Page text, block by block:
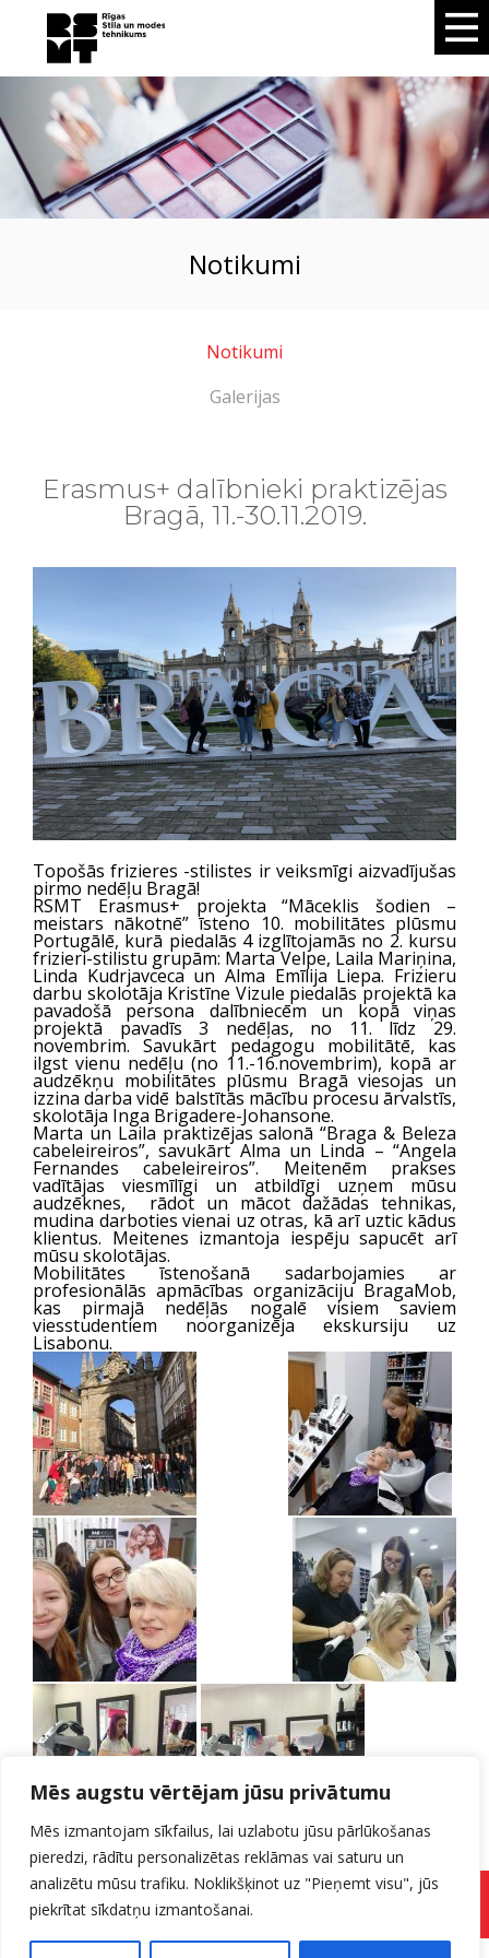
Mēs augstu vērtējam jūsu privātumu
Mēs izmantojam sīkfailus, lai uzlabotu jūsu pārlūkošanas
pieredzi, rādītu personalizētas reklāmas vai saturu un
analizētu mūsu trafiku. Noklikšķinot uz "Pieņemt visu", jūs
piekrītat sīkdatņu izmantošanai.
Pieteikuma forma
notikumi
Notikumi
Galerijas
Erasmus+ dalībnieki praktizējas
Bragā, 11.-30.11.2019.
Topošās frizieres -stilistes ir veiksmīgi aizvadījušas
pirmo nedēļu Bragā!
RSMT Erasmus+ projekta “Māceklis šodien –
meistars nākotnē” īsteno 10. mobilitātes plūsmu
Portugālē, kurā piedalās 4 izglītojamās no 2. kursu
frizieri-stilistu grupām: Marta Velpe, Laila Mariņina,
Linda Kudrjavceca un Alma Emīlija Liepa. Frizieru
darbu skolotāja Kristīne Vizule piedalās projektā ka
pavadošā persona dalībniecēm un kopā viņas
projektā pavadīs 3 nedēļas, no 11. līdz 29.
novembrim. Savukārt pedagogu mobilitātē, kas
ilgst vienu nedēļu (no 11.-16.novembrim), kopā ar
audzēkņu mobilitātes plūsmu Bragā viesojas un
izzina darba vidē balstītās mācību procesu ārvalstīs,
skolotāja Inga Brigadere-Johansone.
Marta un Laila praktizējas salonā “Braga & Beleza
cabeleireiros”, savukārt Alma un Linda – “Angela
Fernandes cabeleireiros”. Meitenēm prakses
vadītājas viesmīlīgi un atbildīgi uzņem mūsu
audzēknes, rādot un mācot dažādas tehnikas,
mudina darboties vienai uz otras, kā arī uztic kādus
klientus. Meitenes izmantoja iespēju sapucēt arī
mūsu skolotājas.
Mobilitātes īstenošanā sadarbojamies ar
profesionālās apmācības organizāciju BragaMob,
kas pirmajā nedēļās nogalē visiem saviem
viesstudentiem noorganizēja ekskursiju uz
Lisabonu.
Vairāk par projektu sadaļā Erasmus+projekts
“Māceklis šodien – meistars nākotnē”
Vairāk bildes var skatītšeit vai sadaļā Galerijas